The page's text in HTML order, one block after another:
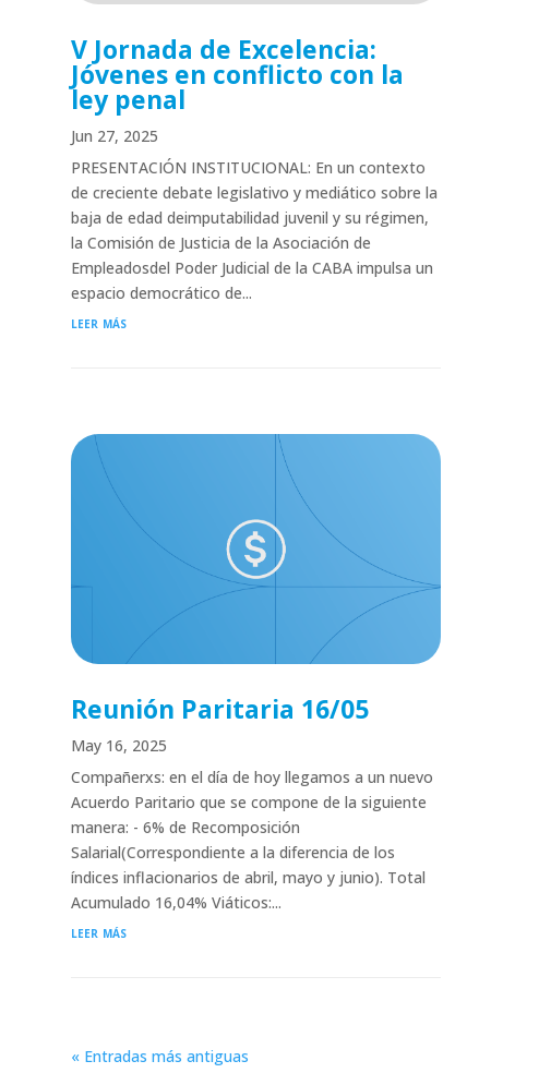
V Jornada de Excelencia:
Jóvenes en conflicto con la
ley penal
Jun 27, 2025
PRESENTACIÓN INSTITUCIONAL: En un contexto
de creciente debate legislativo y mediático sobre la
baja de edad deimputabilidad juvenil y su régimen,
la Comisión de Justicia de la Asociación de
Empleadosdel Poder Judicial de la CABA impulsa un
espacio democrático de...
leer más
Reunión Paritaria 16/05
May 16, 2025
Compañerxs: en el día de hoy llegamos a un nuevo
Acuerdo Paritario que se compone de la siguiente
manera: - 6% de Recomposición
Salarial(Correspondiente a la diferencia de los
índices inflacionarios de abril, mayo y junio). Total
Acumulado 16,04% Viáticos:...
leer más
« Entradas más antiguas